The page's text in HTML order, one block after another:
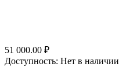
51 000.00 ₽
Доступность: Нет в наличии